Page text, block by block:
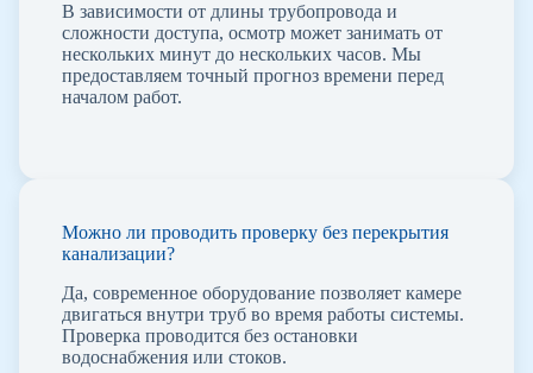
В зависимости от длины трубопровода и
сложности доступа, осмотр может занимать от
нескольких минут до нескольких часов. Мы
предоставляем точный прогноз времени перед
началом работ.
Можно ли проводить проверку без перекрытия
канализации?
Да, современное оборудование позволяет камере
двигаться внутри труб во время работы системы.
Проверка проводится без остановки
водоснабжения или стоков.